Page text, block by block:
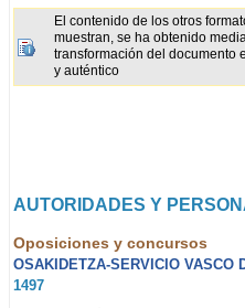
El contenido de los otros
muestran, se ha obtenido
transformación del documento
y auténtico
AUTORIDADES Y
Oposiciones y concursos
OSAKIDETZA-SERVICIO VASCO
1497